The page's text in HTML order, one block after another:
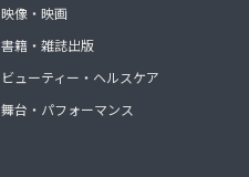
映像・映画
書籍・雑誌出版
ビューティー・ヘルスケア
舞台・パフォーマンス